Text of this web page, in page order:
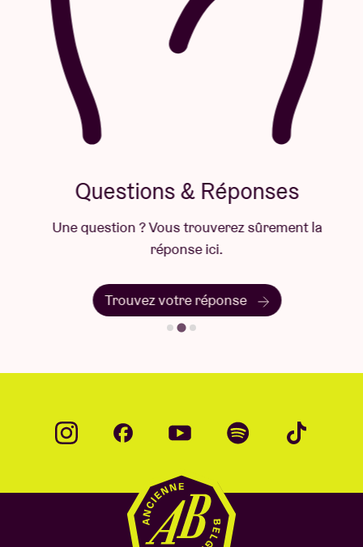
Questions & Réponses
Une question ? Vous trouverez sûrement la
réponse ici.
Trouvez votre réponse